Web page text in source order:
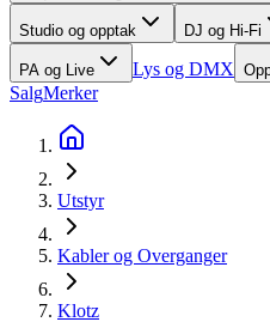
Studio og opptak DJ og Hi-Fi
PA og Live Lys og DMX
SalgMerker
Utstyr
Kabler og Overganger
Klotz